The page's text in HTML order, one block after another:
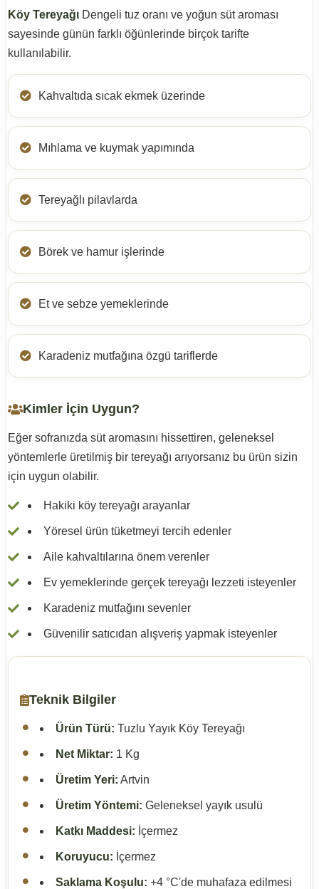
Köy Tereyağı Dengeli tuz oranı ve yoğun süt aroması
sayesinde günün farklı öğünlerinde birçok tarifte
kullanılabilir.
Kahvaltıda sıcak ekmek üzerinde
Mıhlama ve kuymak yapımında
Tereyağlı pilavlarda
Börek ve hamur işlerinde
Et ve sebze yemeklerinde
Karadeniz mutfağına özgü tariflerde
Kimler İçin Uygun?
Eğer sofranızda süt aromasını hissettiren, geleneksel
yöntemlerle üretilmiş bir tereyağı arıyorsanız bu ürün sizin
için uygun olabilir.
Hakiki köy tereyağı arayanlar
Yöresel ürün tüketmeyi tercih edenler
Aile kahvaltılarına önem verenler
Ev yemeklerinde gerçek tereyağı lezzeti isteyenler
Karadeniz mutfağını sevenler
Güvenilir satıcıdan alışveriş yapmak isteyenler
Teknik Bilgiler
Ürün Türü: Tuzlu Yayık Köy Tereyağı
Net Miktar: 1 Kg
Üretim Yeri: Artvin
Üretim Yöntemi: Geleneksel yayık usulü
Katkı Maddesi: İçermez
Koruyucu: İçermez
Saklama Koşulu: +4 °C'de muhafaza edilmesi